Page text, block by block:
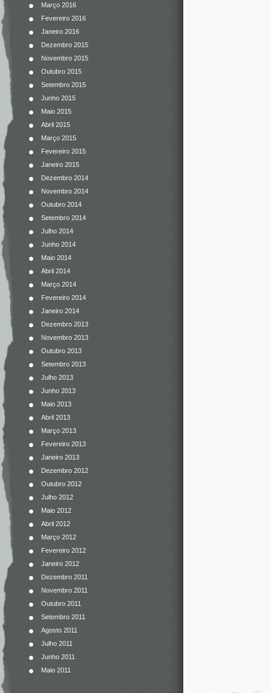
Março 2016
Fevereiro 2016
Janeiro 2016
Dezembro 2015
Novembro 2015
Outubro 2015
Setembro 2015
Junho 2015
Maio 2015
Abril 2015
Março 2015
Fevereiro 2015
Janeiro 2015
Dezembro 2014
Novembro 2014
Outubro 2014
Setembro 2014
Julho 2014
Junho 2014
Maio 2014
Abril 2014
Março 2014
Fevereiro 2014
Janeiro 2014
Dezembro 2013
Novembro 2013
Outubro 2013
Setembro 2013
Julho 2013
Junho 2013
Maio 2013
Abril 2013
Março 2013
Fevereiro 2013
Janeiro 2013
Dezembro 2012
Outubro 2012
Julho 2012
Maio 2012
Abril 2012
Março 2012
Fevereiro 2012
Janeiro 2012
Dezembro 2011
Novembro 2011
Outubro 2011
Setembro 2011
Agosto 2011
Julho 2011
Junho 2011
Maio 2011